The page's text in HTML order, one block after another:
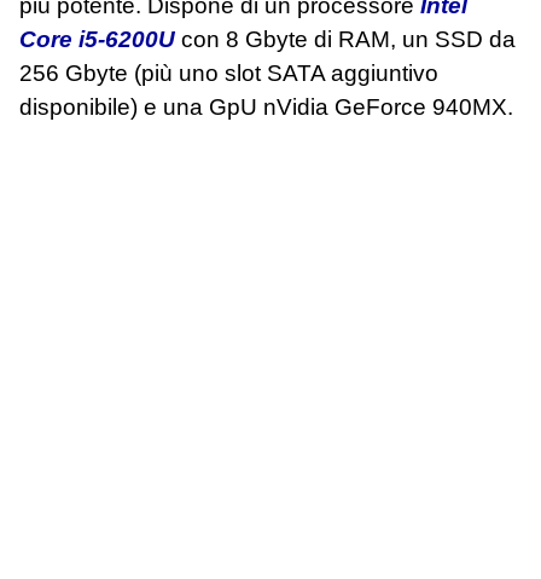
più potente. Dispone di un processore Intel
Core i5-6200U con 8 Gbyte di RAM, un SSD da
256 Gbyte (più uno slot SATA aggiuntivo
disponibile) e una GpU nVidia GeForce 940MX.